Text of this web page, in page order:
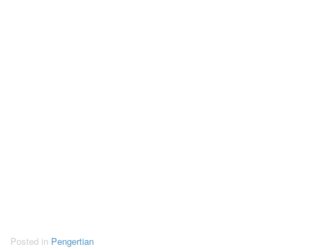
Posted in Pengertian